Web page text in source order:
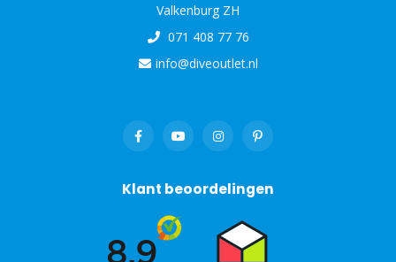
Valkenburg ZH
071 408 77 76
info@diveoutlet.nl
Klant beoordelingen